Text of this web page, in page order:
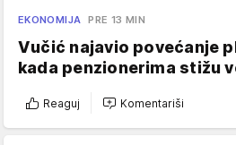
EKONOMIJA PRE 13 MIN
Vučić najavio povećanje
kada penzionerima stižu
Reaguj Komentariši